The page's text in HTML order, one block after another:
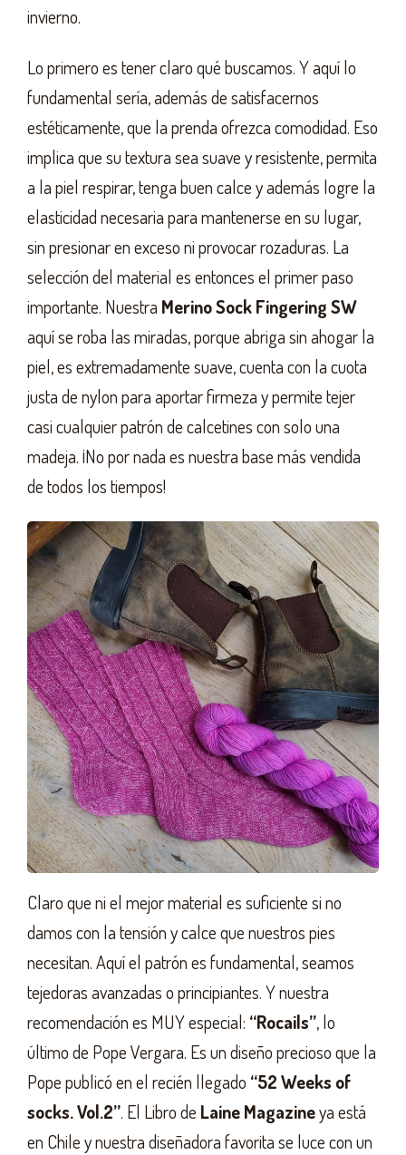
invierno.
Lo primero es tener claro qué buscamos. Y aquí lo
fundamental sería, además de satisfacernos
estéticamente, que la prenda ofrezca comodidad. Eso
implica que su textura sea suave y resistente, permita
a la piel respirar, tenga buen calce y además logre la
elasticidad necesaria para mantenerse en su lugar,
sin presionar en exceso ni provocar rozaduras. La
selección del material es entonces el primer paso
importante. Nuestra Merino Sock Fingering SW
aquí se roba las miradas, porque abriga sin ahogar la
piel, es extremadamente suave, cuenta con la cuota
justa de nylon para aportar firmeza y permite tejer
casi cualquier patrón de calcetines con solo una
madeja. ¡No por nada es nuestra base más vendida
de todos los tiempos!
Claro que ni el mejor material es suficiente si no
damos con la tensión y calce que nuestros pies
necesitan. Aquí el patrón es fundamental, seamos
tejedoras avanzadas o principiantes. Y nuestra
recomendación es MUY especial: “Rocails”, lo
último de Pope Vergara. Es un diseño precioso que la
Pope publicó en el recién llegado “52 Weeks of
socks. Vol.2”. El Libro de Laine Magazineya está
en Chile y nuestra diseñadora favorita se luce con un